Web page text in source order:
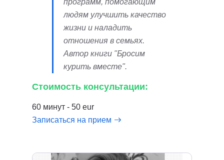
программ, помогающим
людям улучшить качество
жизни и наладить
отношения в семьях.
Автор книги "Бросим
курить вместе".
Стоимость консультации:
60 минут - 50 eur
Записаться на прием